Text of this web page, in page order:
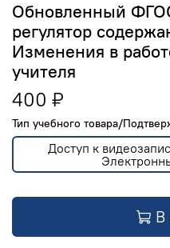
Обновленный
регулятор
Изменения в
учителя
400 ₽
Тип учебного товара/
Доступ к
В